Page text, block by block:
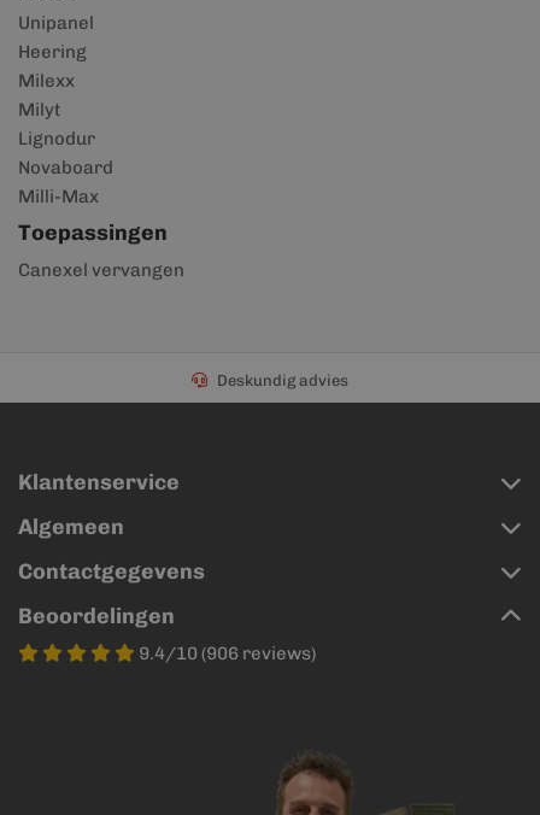
Unipanel
Heering
Milexx
Milyt
Lignodur
Novaboard
Milli-Max
Toepassingen
Canexel vervangen
Deskundig advies
Klantenservice
Algemeen
Contactgegevens
Beoordelingen
9.4/10 (906 reviews)